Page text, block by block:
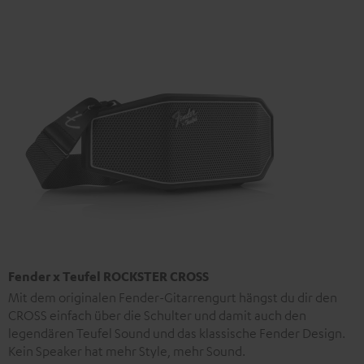
Fender x Teufel ROCKSTER CROSS
Mit dem originalen Fender-Gitarrengurt hängst du dir den
CROSS einfach über die Schulter und damit auch den
legendären Teufel Sound und das klassische Fender Design.
Kein Speaker hat mehr Style, mehr Sound.